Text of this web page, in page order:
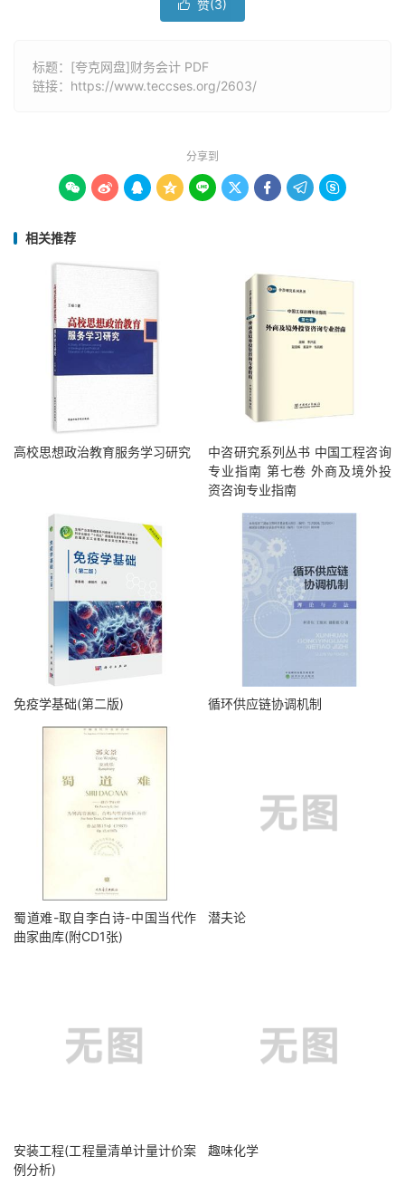
 赞(3)
标题：[夸克网盘]财务会计 PDF
链接： https://www.teccses.org/2603/
分享到
        
相关推荐
高校思想政治教育服务学习研究
中咨研究系列丛书 中国工程咨询
专业指南 第七卷 外商及境外投
资咨询专业指南
免疫学基础(第二版) 循环供应链协调机制
蜀道难-取自李白诗-中国当代作
曲家曲库(附CD1张)
潜夫论
安装工程(工程量清单计量计价案
例分析)
趣味化学